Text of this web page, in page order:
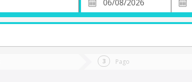
Fecha
de
de
Pago